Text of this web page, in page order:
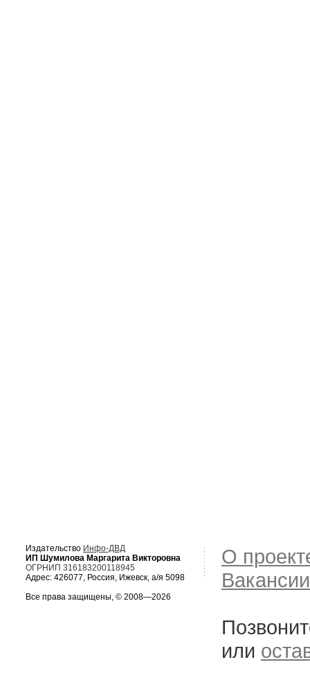
Издательство Инфо-ДВД
ИП Шумилова Маргарита Викторовна
ОГРНИП 316183200118945
Адрес: 426077, Россия, Ижевск, а/я 5098
Все права защищены, © 2008—2026
О
Вакансии
или